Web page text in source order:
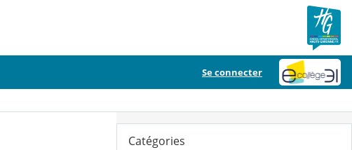
Se connecter
Catégories